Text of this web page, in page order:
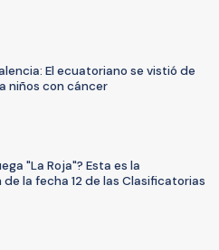
El ecuatoriano se vistió de
niños con cáncer
"La Roja"? Esta es la
la fecha 12 de las Clasificatorias